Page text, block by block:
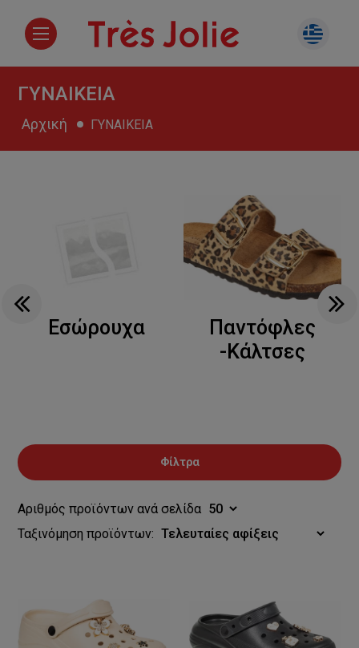
ΓΥΝΑΙΚΕΙΑ
Αρχική ΓΥΝΑΙΚΕΙΑ
Εσώρουχα
Παντόφλες
-Κάλτσες
Φίλτρα
Αριθμός προϊόντων ανά σελίδα
Ταξινόμηση προϊόντων: